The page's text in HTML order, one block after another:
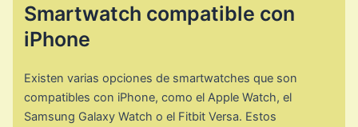
Smartwatch compatible con
iPhone
Existen varias opciones de smartwatches que son
compatibles con iPhone, como el Apple Watch, el
Samsung Galaxy Watch o el Fitbit Versa. Estos